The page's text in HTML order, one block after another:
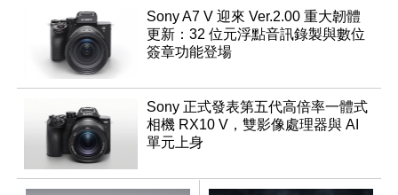
Sony A7 V 迎來 Ver.2.00 重大韌體
更新：32 位元浮點音訊錄製與數位
簽章功能登場
Sony 正式發表第五代高倍率一體式
相機 RX10 V，雙影像處理器與 AI
單元上身